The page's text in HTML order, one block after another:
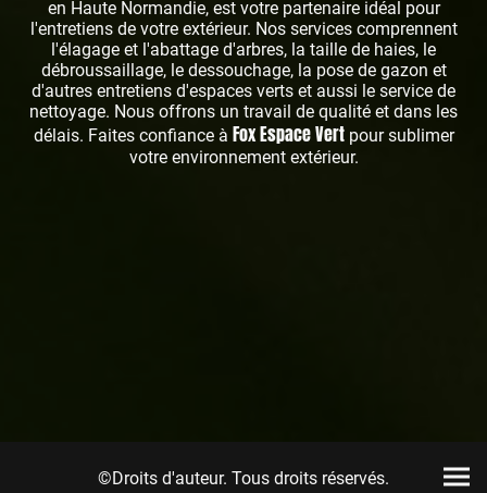
en Haute Normandie, est votre partenaire idéal pour
l'entretiens de votre extérieur. Nos services comprennent
l'élagage et l'abattage d'arbres, la taille de haies, le
débroussaillage, le dessouchage, la pose de gazon et
d'autres entretiens d'espaces verts et aussi le service de
nettoyage. Nous offrons un travail de qualité et dans les
délais. Faites confiance à Fox Espace Vertpour sublimer
votre environnement extérieur.
©Droits d'auteur. Tous droits réservés.